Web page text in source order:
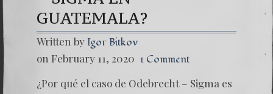
GUATEMALA?
Written by Igor Bitkov
on February 11, 2020 1 Comment
¿Por qué el caso de Odebrecht – Sigma es